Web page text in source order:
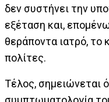
δεν συστήνει την
εξέταση και,
θεράποντα ιατρό, το
πολίτες.
Τέλος, σημειώνεται